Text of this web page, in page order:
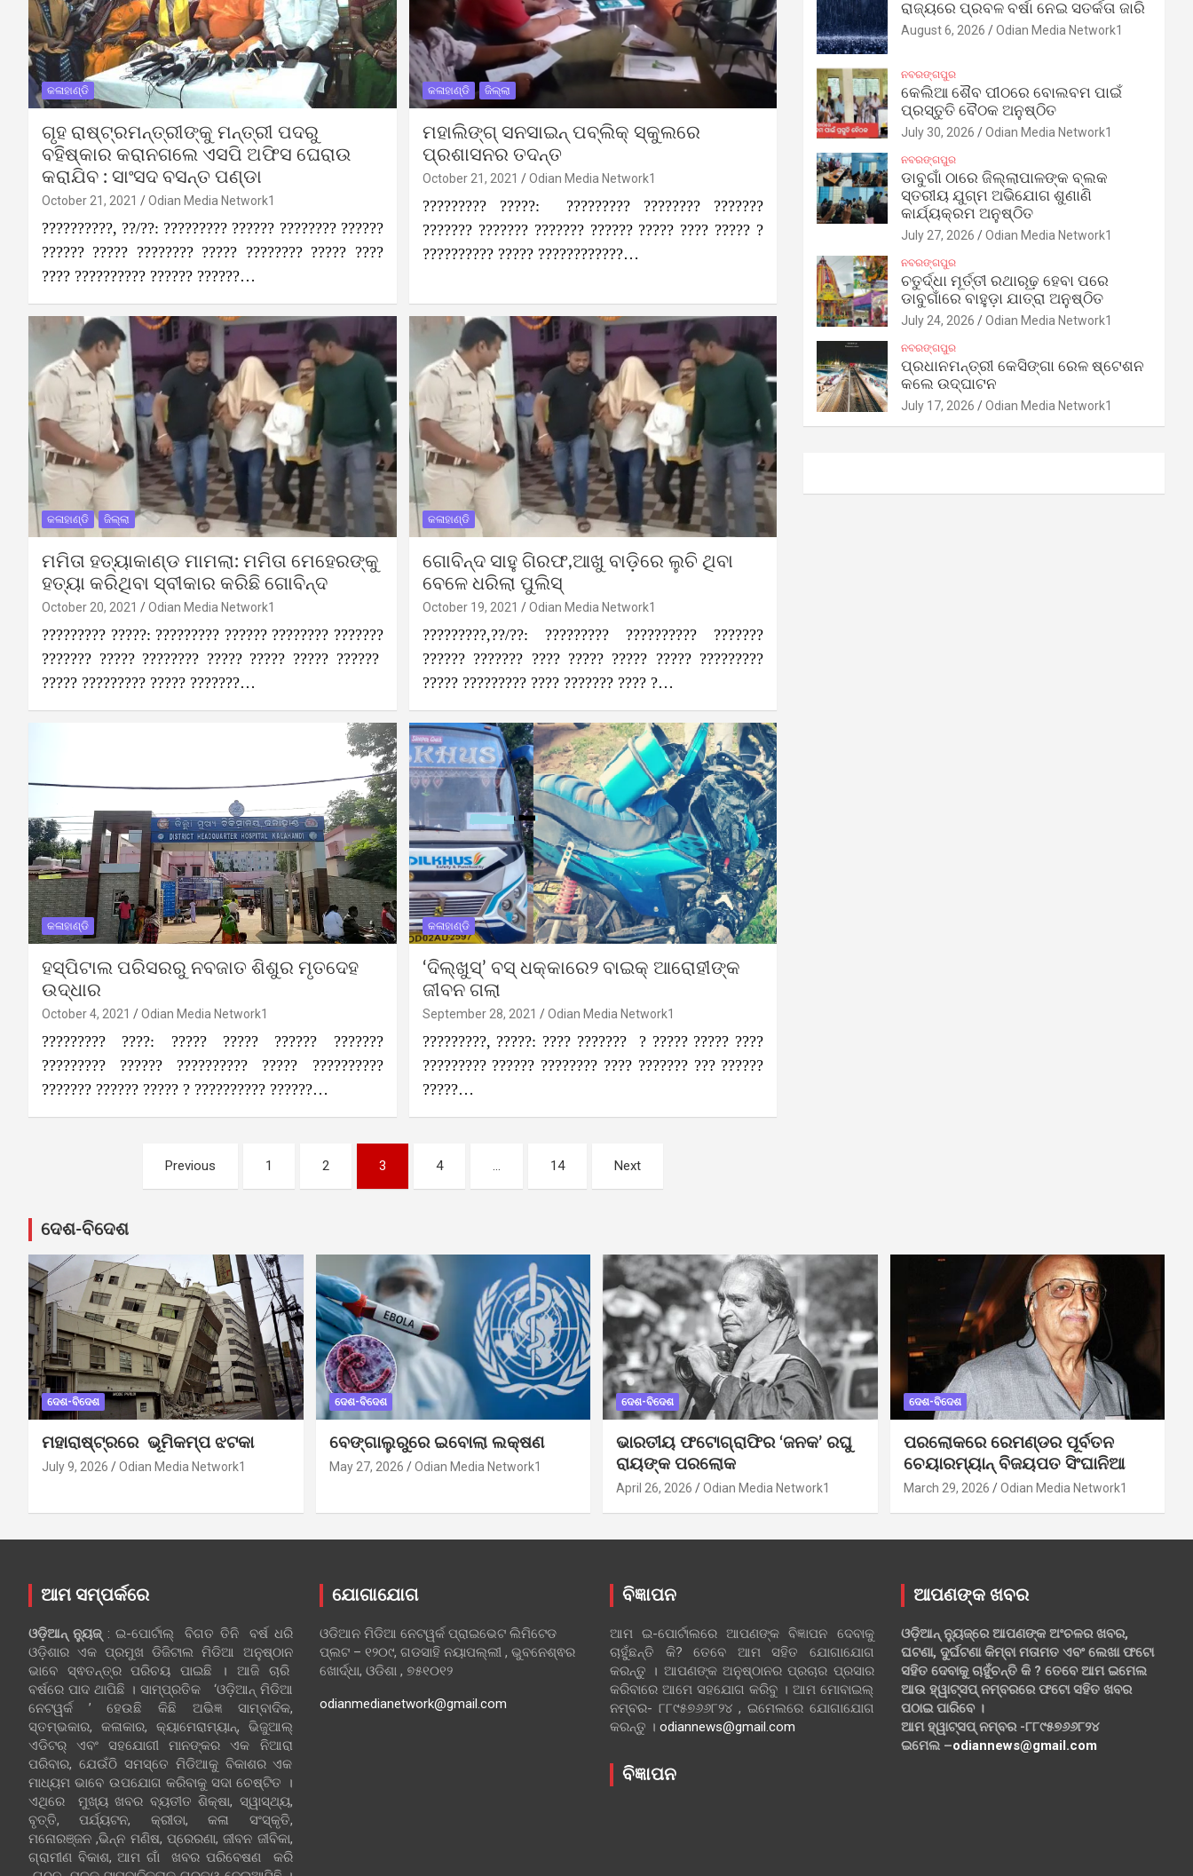
କଳାହାଣ୍ଡି
ଗୃହ ରାଷ୍ଟ୍ରମନ୍ତ୍ରୀଙ୍କୁ ମନ୍ତ୍ରୀ ପଦରୁ
ବହିଷ୍କାର କରାନଗଲେ ଏସପି ଅଫିସ ଘେରାଉ
କରାଯିବ : ସାଂସଦ ବସନ୍ତ ପଣ୍ଡା
October 21, 2021 Odian Media Network1
??????????, ??/??: ????????? ?????? ???????? ??????
?????? ????? ???????? ????? ???????? ????? ????
???? ?????????? ?????? ??????…
କଳାହାଣ୍ଡି ଜିଲ୍ଲା
ମହାଲିଙ୍ଗ୍ ସନସାଇନ୍ ପବ୍ଲିକ୍ ସ୍କୁଲରେ
ପ୍ରଶାସନର ତଦନ୍ତ
October 21, 2021 Odian Media Network1
????????? ?????: ????????? ???????? ???????
??????? ??????? ??????? ?????? ????? ???? ????? ?
?????????? ????? ????????????…
କଳାହାଣ୍ଡି ଜିଲ୍ଲା
ମମିତା ହତ୍ୟାକାଣ୍ଡ ମାମଲା: ମମିତା ମେହେରଙ୍କୁ
ହତ୍ୟା କରିଥିବା ସ୍ବୀକାର କରିଛି ଗୋବିନ୍ଦ
October 20, 2021 Odian Media Network1
????????? ?????: ????????? ?????? ???????? ???????
??????? ????? ???????? ????? ????? ????? ??????
????? ????????? ????? ???????…
କଳାହାଣ୍ଡି
ଗୋବିନ୍ଦ ସାହୁ ଗିରଫ,ଆଖୁ ବାଡ଼ିରେ ଲୁଚି ଥିବା
ବେଳେ ଧରିଲା ପୁଲିସ୍
October 19, 2021 Odian Media Network1
?????????,??/??: ????????? ?????????? ???????
?????? ??????? ???? ????? ????? ????? ?????????
????? ????????? ???? ??????? ???? ?…
କଳାହାଣ୍ଡି
ହସ୍ପିଟାଲ ପରିସରରୁ ନବଜାତ ଶିଶୁର ମୃତଦେହ
ଉଦ୍ଧାର
October 4, 2021 Odian Media Network1
????????? ????: ????? ????? ?????? ???????
????????? ?????? ?????????? ????? ??????????
??????? ?????? ????? ? ?????????? ??????…
କଳାହାଣ୍ଡି
‘ଦିଲ୍‌ଖୁସ୍’ ବସ୍ ଧକ୍କାରେ୨ ବାଇକ୍‌ ଆରୋହୀଙ୍କ
ଜୀବନ ଗଲା
September 28, 2021 Odian Media Network1
?????????, ?????: ???? ??????? ? ????? ????? ????
????????? ?????? ???????? ???? ??????? ??? ??????
?????…
pagination
Previous 1 2 3 4 … 14 Next
ରାଜ୍ୟରେ ପ୍ରବଳ ବର୍ଷା ନେଇ ସତର୍କତା ଜାରି
August 6, 2026 Odian Media Network1
ନବରଙ୍ଗପୁର
କେଲିଆ ଶୈବ ପୀଠରେ ବୋଲବମ ପାଇଁ
ପ୍ରସ୍ତୁତି ବୈଠକ ଅନୁଷ୍ଠିତ
July 30, 2026 Odian Media Network1
ନବରଙ୍ଗପୁର
ଡାବୁଗାଁ ଠାରେ ଜିଲ୍ଲାପାଳଙ୍କ ବ୍ଲକ
ସ୍ତରୀୟ ଯୁଗ୍ମ ଅଭିଯୋଗ ଶୁଣାଣି
କାର୍ଯ୍ୟକ୍ରମ ଅନୁଷ୍ଠିତ
July 27, 2026 Odian Media Network1
ନବରଙ୍ଗପୁର
ଚତୁର୍ଦ୍ଧା ମୂର୍ତ୍ତୀ ରଥାରୂଢ଼ ହେବା ପରେ
ଡାବୁଗାଁରେ ବାହୁଡ଼ା ଯାତ୍ରା ଅନୁଷ୍ଠିତ
July 24, 2026 Odian Media Network1
ନବରଙ୍ଗପୁର
ପ୍ରଧାନମନ୍ତ୍ରୀ କେସିଙ୍ଗା ରେଳ ଷ୍ଟେଶନ
କଲେ ଉଦ୍‌ଘାଟନ
July 17, 2026 Odian Media Network1
ଦେଶ-ବିଦେଶ
ଦେଶ-ବିଦେଶ
ମହାରାଷ୍ଟ୍ରରେ ଭୂମିକମ୍ପ ଝଟକା
July 9, 2026 Odian Media Network1
ଦେଶ-ବିଦେଶ
ବେଙ୍ଗାଲୁରୁରେ ଇବୋଲା ଲକ୍ଷଣ
May 27, 2026 Odian Media Network1
ଦେଶ-ବିଦେଶ
ଭାରତୀୟ ଫଟୋଗ୍ରାଫିର ‘ଜନକ’ ରଘୁ
ରାୟଙ୍କ ପରଲୋକ
April 26, 2026 Odian Media Network1
ଦେଶ-ବିଦେଶ
ପରଲୋକରେ ରେମଣ୍ଡର ପୂର୍ବତନ
ଚେୟାରମ୍ୟାନ୍ ବିଜୟପତ ସିଂଘାନିଆ
March 29, 2026 Odian Media Network1
ଆମ ସମ୍ପର୍କରେ
ଓଡ଼ିଆନ୍‍ ନ୍ୟୁଜ୍‍: ଇ-ପୋର୍ଟାଲ୍ ବିଗତ ତିନି ବର୍ଷ ଧରି
ଓଡ଼ିଶାର ଏକ ପ୍ରମୁଖ ଡିଜିଟାଲ ମିଡିଆ ଅନୁଷ୍ଠାନ
ଭାବେ ସ୍ଵତନ୍ତ୍ର ପରିଚୟ ପାଇଛି । ଆଜି ଚାରି
ବର୍ଷରେ ପାଦ ଥାପିଛି । ସାମ୍ପ୍ରତିକ ‘ଓଡ଼ିଆନ୍‍ ମିଡିଆ
ନେଟୱର୍କ ’ ହେଉଛି କିଛି ଅଭିଜ୍ଞ ସାମ୍ବାଦିକ,
ସ୍ତମ୍ଭକାର, କଳାକାର, କ୍ୟାମେରାମ୍ୟାନ୍, ଭିଜୁଆଲ୍
ଏଡିଟର୍ ଏବଂ ସହଯୋଗୀ ମାନଙ୍କର ଏକ ନିଆରା
ପରିବାର, ଯେଉଁଠି ସମସ୍ତେ ମିଡିଆକୁ ବିକାଶର ଏକ
ମାଧ୍ୟମ ଭାବେ ଉପଯୋଗ କରିବାକୁ ସଦା ଚେଷ୍ଟିତ ।
ଏଥିରେ ମୁଖ୍ୟ ଖବର ବ୍ୟତୀତ ଶିକ୍ଷା, ସ୍ୱାସ୍ଥ୍ୟ,
ବୃତ୍ତି, ପର୍ଯ୍ୟଟନ, କ୍ରୀଡା, କଳା ସଂସ୍କୃତି,
ମନୋରଞ୍ଜନ ,ଭିନ୍ନ ମଣିଷ, ପ୍ରେରଣା, ଜୀବନ ଜୀବିକା,
ଗ୍ରାମୀଣ ବିକାଶ, ଆମ ଗାଁ ଖବର ପରିବେଷଣ କରି
ଯୋଗାଯୋଗ
ଓଡିଆନ ମିଡିଆ ନେଟୱର୍କ ପ୍ରାଇଭେଟ ଲିମିଟେଡ
ପ୍ଲଟ – ୧୨୦୯, ଗଡସାହି ନୟାପଲ୍ଲୀ , ଭୁବନେଶ୍ଵର
ଖୋର୍ଦ୍ଧା, ଓଡିଶା , ୭୫୧୦୧୨
odianmedianetwork@gmail.com
ବିଜ୍ଞାପନ
ଆମ ଇ-ପୋର୍ଟାଲରେ ଆପଣଙ୍କ ବିଜ୍ଞାପନ ଦେବାକୁ
ଚାହୁଁଛନ୍ତି କି? ତେବେ ଆମ ସହିତ ଯୋଗାଯୋଗ
କରନ୍ତୁ । ଆପଣଙ୍କ ଅନୁଷ୍ଠାନର ପ୍ରଚାର ପ୍ରସାର
କରିବାରେ ଆମେ ସହଯୋଗ କରିବୁ । ଆମ ମୋବାଇଲ୍
ନମ୍ବର- ୮୮୯୫୭୬୬୮୨୪ , ଇମେଲରେ ଯୋଗାଯୋଗ
କରନ୍ତୁ । odiannews@gmail.com
ବିଜ୍ଞାପନ
ଆପଣଙ୍କ ଖବର
ଓଡ଼ିଆନ୍ ନ୍ୟୁଜ୍‌ରେ ଆପଣଙ୍କ ଅଂଚଳର ଖବର,
ଘଟଣା, ଦୁର୍ଘଟଣା କିମ୍ବା ମତାମତ ଏବଂ ଲେଖା ଫଟୋ
ସହିତ ଦେବାକୁ ଚାହୁଁଚନ୍ତି କି ? ତେବେ ଆମ ଇମେଲ
ଆଉ ହ୍ୱାଟ୍‌ସପ୍ ନମ୍ବରରେ ଫଟୋ ସହିତ ଖବର
ପଠାଇ ପାରିବେ ।
ଆମ ହ୍ୱାଟ୍‌ସପ୍ ନମ୍ବର -୮୮୯୫୭୬୬୮୨୪
ଇମେଲ –odiannews@gmail.com